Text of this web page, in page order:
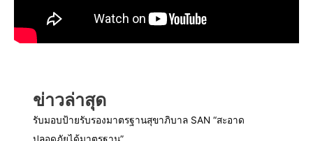
ข่าวล่าสุด
รับมอบป้ายรับรองมาตรฐานสุขาภิบาล SAN “สะอาด